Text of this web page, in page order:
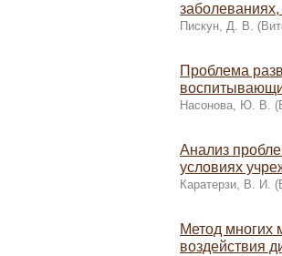
Пискун, Д. В. (
Проблема
Насонова, Ю. В. (
Анализ
условиях
Каратерзи, В. И. (
Метод многих
воздействия